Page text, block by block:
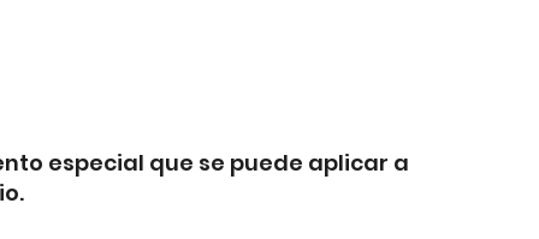
especial que se puede aplicar a